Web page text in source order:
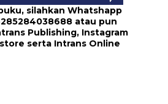
silahkan Whatshapp
atau pun
Publishing, Instagram
serta Intrans Online